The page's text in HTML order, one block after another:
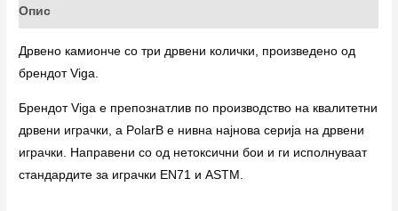
Опис
Дрвено камионче со три дрвени колички, произведено од
брендот Viga.
Брендот Viga е препознатлив по производство на квалитетни
дрвени играчки, а PolarB е нивна најнова серија на дрвени
играчки. Направени со од нетоксични бои и ги исполнуваат
стандардите за играчки EN71 и ASTM.